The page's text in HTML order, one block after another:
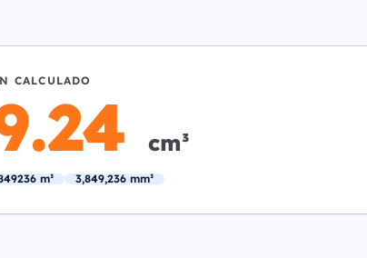
CALCULADO
cm³
m³ 3,849,236 mm³